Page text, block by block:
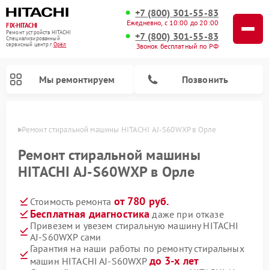
FIX-HITACHI
Ремонт устройств HITACHI
Специализированный
cервисный центр г.Орёл
+7 (800) 301-55-83
Ежедневно, с 10:00 до 20:00
+7 (800) 301-55-83
Звонок бесплатный по РФ
Мы ремонтируем Позвонить
Ремонт стиральной машины HITACHI AJ-S60WXP в Орле
Ремонт стиральной машины
HITACHI AJ-S60WXP в Орле
Стоимость ремонта от 780 руб.
Бесплатная диагностика даже при отказе
Привезем и увезем стиральную машину HITACHI
AJ-S60WXP сами
Гарантия на наши работы по ремонту стиральных
машин HITACHI AJ-S60WXP до 3-х лет